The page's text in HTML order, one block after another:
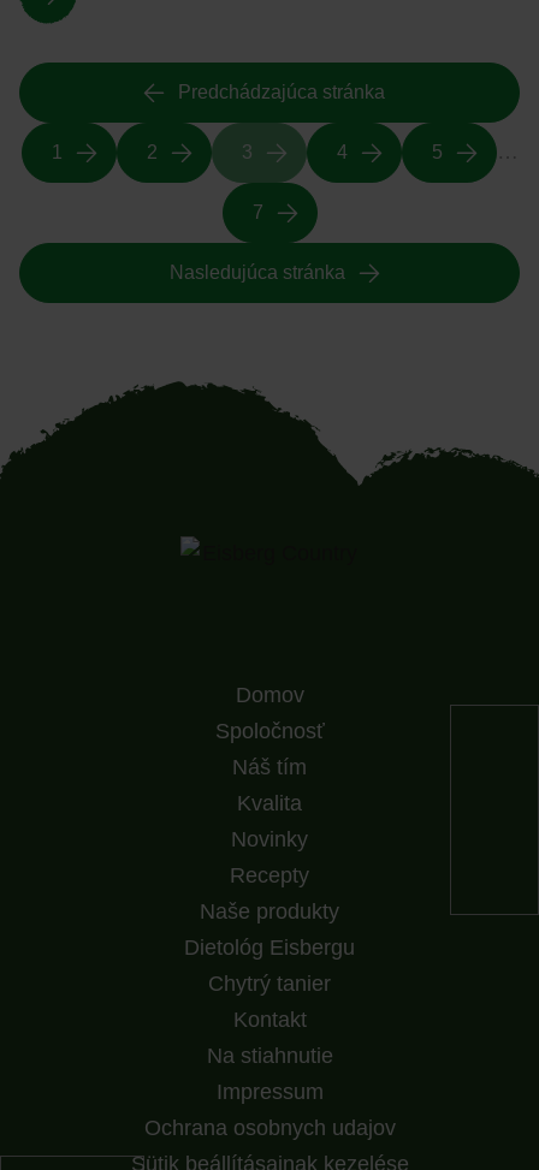
Predchádzajúca stránka
1 2 3 4 5 …
7
Nasledujúca stránka
Domov
Spoločnosť
Náš tím
Kvalita
Novinky
Recepty
Naše produkty
Dietológ Eisbergu
Chytrý tanier
Kontakt
Na stiahnutie
Impressum
Ochrana osobnych udajov
Sütik beállításainak kezelése